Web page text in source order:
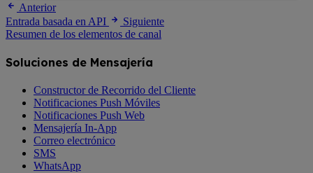
Anterior
Entrada basada en API
Siguiente
Resumen de los elementos de canal
Soluciones de Mensajería
Constructor de Recorrido del Cliente
Notificaciones Push Móviles
Notificaciones Push Web
Mensajería In-App
Correo electrónico
SMS
WhatsApp